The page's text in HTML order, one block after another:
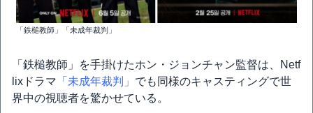
「鉄槌教師」「未成年裁判」
「鉄槌教師」を手掛けたホン・ジョンチャン監督は、Netf
lixドラマ 「未成年裁判」 でも同様のキャスティングで世
界中の視聴者を驚かせている。